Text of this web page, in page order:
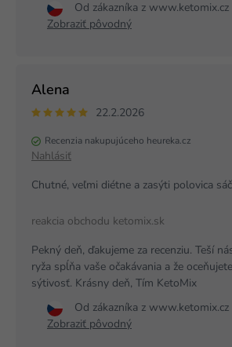
Od zákazníka z www.ketomix.cz
Zobraziť pôvodný
Alena
22.2.2026
Recenzia nakupujúceho heureka.cz
Nahlásiť
Chutné, veľmi diétne a zasýti polovica
reakcia obchodu ketomix.sk
Pekný deň, ďakujeme za recenziu. Teší
ryža spĺňa vaše očakávania a že
sýtivosť. Krásny deň, Tím KetoMix
Od zákazníka z www.ketomix.cz
Zobraziť pôvodný